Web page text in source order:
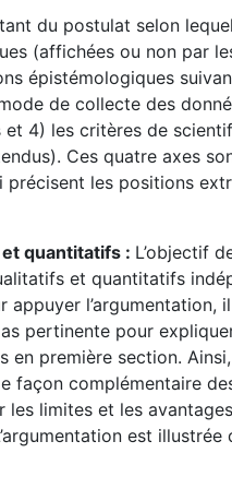
du postulat selon
(affichées ou non par
épistémologiques
de collecte des
4) les critères de
Ces quatre axes
les positions
quantitatifs : L’objectif
et quantitatifs
l’argumentation,
pertinente pour
en première section.
façon complémentaire
les limites et les
est illustrée